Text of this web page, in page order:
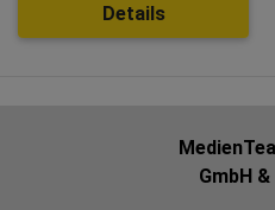
Details
GmbH &